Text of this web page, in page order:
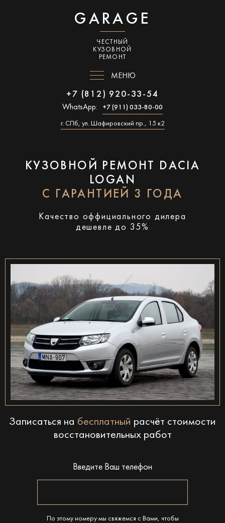
GARAGE
ЧЕСТНЫЙ
КУЗОВНОЙ
РЕМОНТ
МЕНЮ
+7 (812) 920-33-54
WhatsApp: +7 (911) 033-80-00
г. СПб, ул. Шафировский пр., 15 к2
КУЗОВНОЙ РЕМОНТ DACIA
LOGAN
С ГАРАНТИЕЙ 3 ГОДА
Качество оффициального дилера
дешевле до 35%
Записаться на бесплатный расчёт стоимости
восстановительных работ
Введите Ваш телефон
По этому номеру мы свяжемся с Вами, чтобы